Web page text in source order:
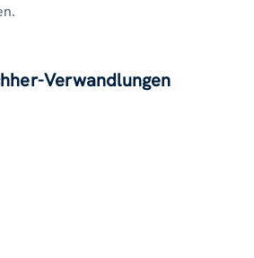
Verwandlungen